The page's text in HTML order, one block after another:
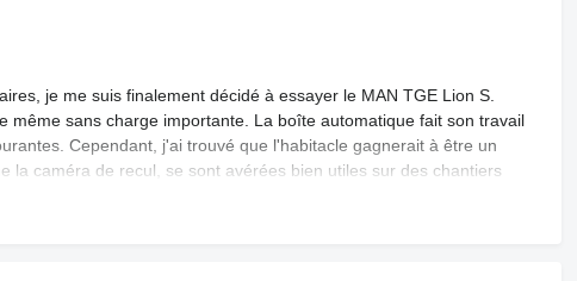
je me suis finalement décidé à essayer le MAN TGE Lion S.
sans charge importante. La boîte automatique fait son travail
Cependant, j'ai trouvé que l'habitacle gagnerait à être un
la caméra de recul, se sont avérées bien utiles sur des chantiers
travail boueux.